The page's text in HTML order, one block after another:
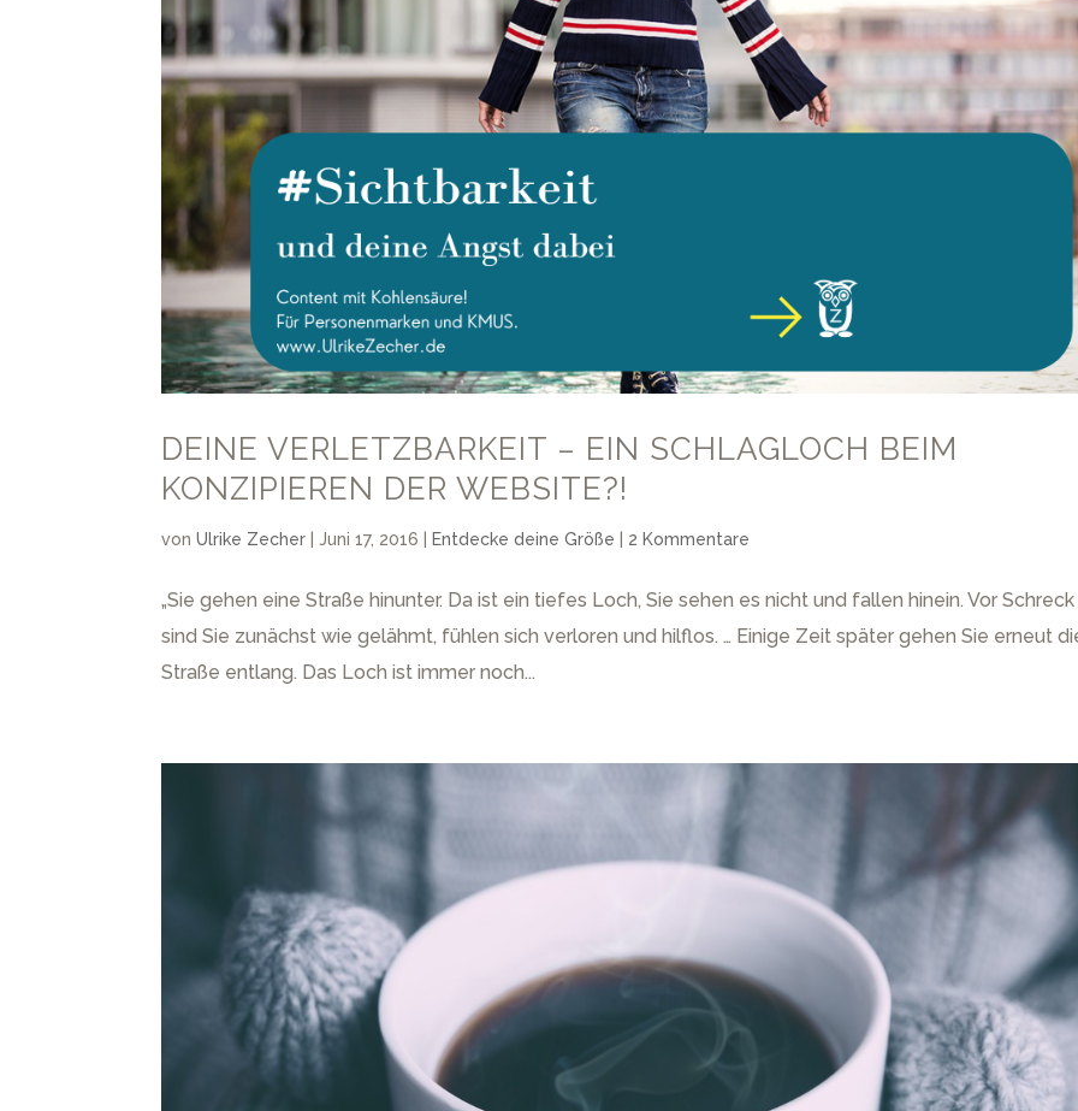
DEINE VERLETZBARKEIT – EIN SCHLAGLOCH BEIM
KONZIPIEREN DER WEBSITE?!
vonUlrike Zecher |Juni 17, 2016 Entdecke deine Größe 2 Kommentare
„Sie gehen eine Straße hinunter. Da ist ein tiefes Loch, Sie sehen es nicht und fallen hinein. Vor Schreck
sind Sie zunächst wie gelähmt, fühlen sich verloren und hilflos. … Einige Zeit später gehen Sie erneut
Straße entlang. Das Loch ist immer noch...